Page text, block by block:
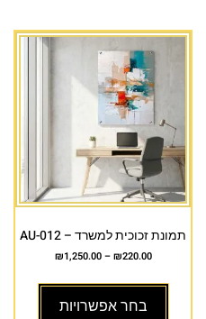
תמונת זכוכית למשרד – AU-012
₪220.00
–
₪1,250.00
בחר אפשרויות